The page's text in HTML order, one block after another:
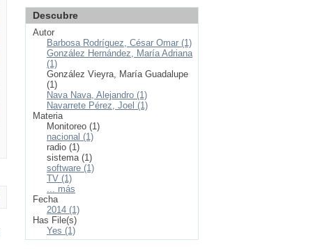
Descubre
Autor
Barbosa Rodríguez, César Omar (1)
González Hernández, María Adriana
(1)
González Vieyra, María Guadalupe
(1)
Nava Nava, Alejandro (1)
Navarrete Pérez, Joel (1)
Materia
Monitoreo (1)
nacional (1)
radio (1)
sistema (1)
software (1)
TV (1)
... más
Fecha
2014 (1)
Has File(s)
Yes (1)